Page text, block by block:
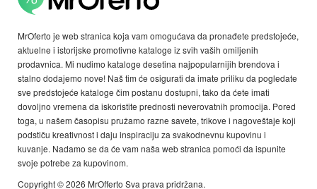
MrOferto je web stranica koja vam omogućava da pronađete predstojeće,
aktuelne i istorijske promotivne kataloge iz svih vaših omiljenih
prodavnica. Mi nudimo kataloge desetina najpopularnijih brendova i
stalno dodajemo nove! Naš tim će osigurati da imate priliku da pogledate
sve predstojeće kataloge čim postanu dostupni, tako da ćete imati
dovoljno vremena da iskoristite prednosti neverovatnih promocija. Pored
toga, u našem časopisu pružamo razne savete, trikove i nagoveštaje koji
podstiču kreativnost i daju inspiraciju za svakodnevnu kupovinu i
kuvanje. Nadamo se da će vam naša web stranica pomoći da ispunite
svoje potrebe za kupovinom.
Copyright © 2026 MrOfferto Sva prava pridržana.